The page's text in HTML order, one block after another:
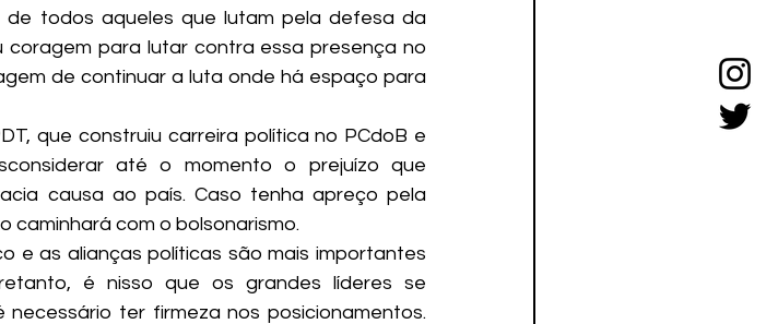
todos aqueles que lutam pela defesa da
para lutar contra essa presença no
de continuar a luta onde há espaço para
que construiu carreira política no PCdoB e
até o momento o prejuízo que
causa ao país. Caso tenha apreço pela
caminhará com o bolsonarismo.
e as alianças políticas são mais importantes
é nisso que os grandes líderes se
ter firmeza nos posicionamentos.